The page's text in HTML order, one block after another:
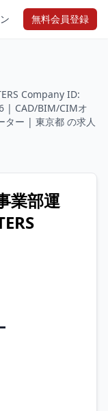
無料会員登録
Company ID:
| CAD/BIM/CIMオ
ター | 東京都 の求人
業部運